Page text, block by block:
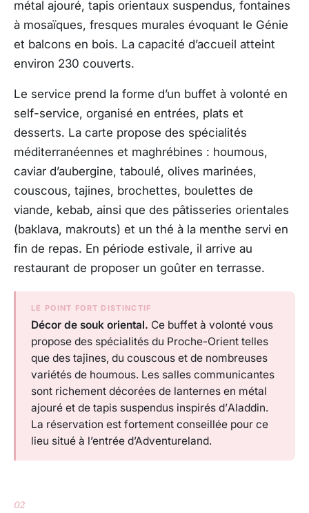
métal ajouré, tapis orientaux suspendus, fontaines
à mosaïques, fresques murales évoquant le Génie
et balcons en bois. La capacité d’accueil atteint
environ 230 couverts.
Le service prend la forme d’un buffet à volonté en
self-service, organisé en entrées, plats et
desserts. La carte propose des spécialités
méditerranéennes et maghrébines : houmous,
caviar d’aubergine, taboulé, olives marinées,
couscous, tajines, brochettes, boulettes de
viande, kebab, ainsi que des pâtisseries orientales
(baklava, makrouts) et un thé à la menthe servi en
fin de repas. En période estivale, il arrive au
restaurant de proposer un goûter en terrasse.
LE POINT FORT DISTINCTIF
Décor de souk oriental. Ce buffet à volonté vous
propose des spécialités du Proche-Orient telles
que des tajines, du couscous et de nombreuses
variétés de houmous. Les salles communicantes
sont richement décorées de lanternes en métal
ajouré et de tapis suspendus inspirés d’Aladdin.
La réservation est fortement conseillée pour ce
lieu situé à l’entrée d’Adventureland.
02